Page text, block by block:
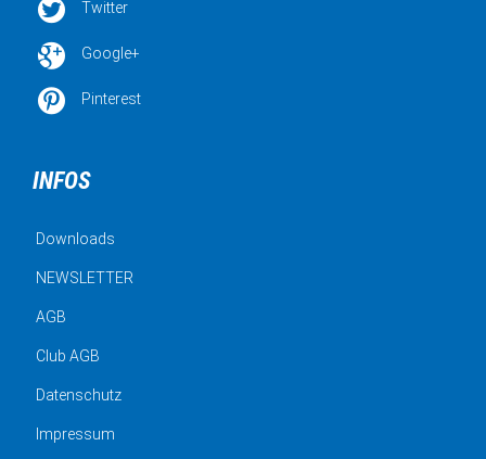
 Twitter
 Google+
 Pinterest
INFOS
Downloads
NEWSLETTER
AGB
Club AGB
Datenschutz
Impressum